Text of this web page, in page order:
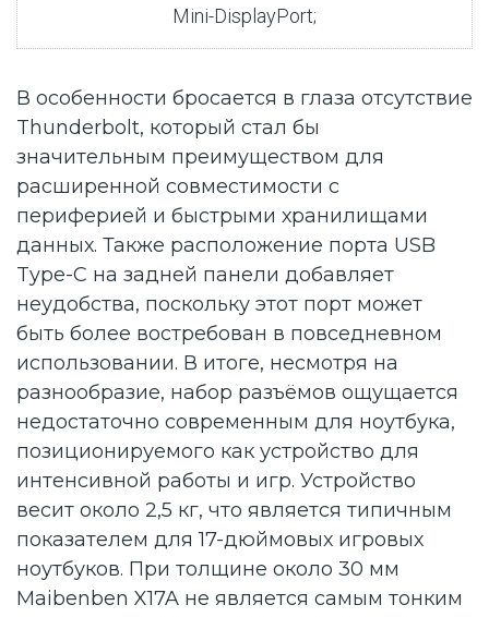
Mini-DisplayPort;
В особенности бросается в глаза отсутствие
Thunderbolt, который стал бы
значительным преимуществом для
расширенной совместимости с
периферией и быстрыми хранилищами
данных. Также расположение порта USB
Type-C на задней панели добавляет
неудобства, поскольку этот порт может
быть более востребован в повседневном
использовании. В итоге, несмотря на
разнообразие, набор разъёмов ощущается
недостаточно современным для ноутбука,
позиционируемого как устройство для
интенсивной работы и игр. Устройство
весит около 2,5 кг, что является типичным
показателем для 17-дюймовых игровых
ноутбуков. При толщине около 30 мм
Maibenben X17A не является самым тонким